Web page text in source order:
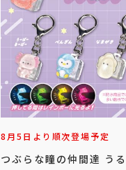
8月5日より順次登場予定
つぶらな瞳の仲間達 う